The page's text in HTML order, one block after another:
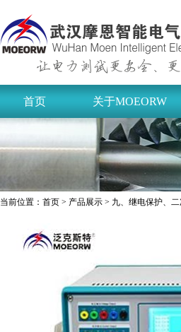
首页 关于MOEORW
当前位置： 首页 > 产品展示 > 九、继电保护、